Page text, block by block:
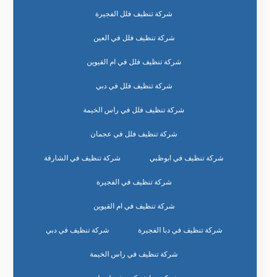
شركة تنظيف فلل الفجيرة
شركة تنظيف فلل في العين
شركة تنظيف فلل في ام القيوين
شركة تنظيف فلل في دبي
شركة تنظيف فلل في راس الخيمة
شركة تنظيف فلل في عجمان
شركة تنظيف في ابوظبي شركة تنظيف في الشارقة
شركة تنظيف في الفجيرة
شركة تنظيف في ام القيوين
شركة تنظيف في دبا الفجيرة شركة تنظيف في دبي
شركة تنظيف في راس الخيمة